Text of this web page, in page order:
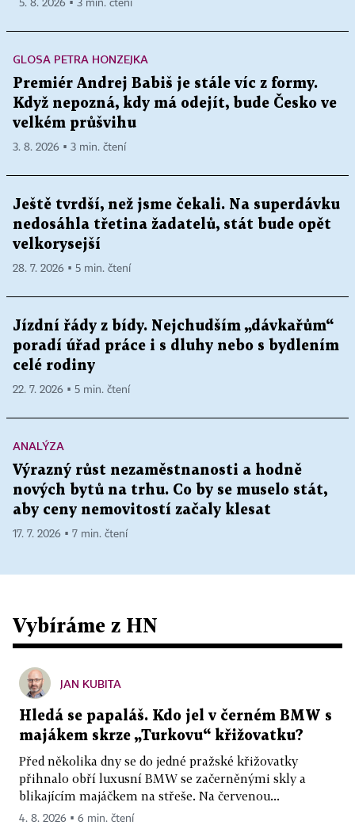
5. 8. 2026 ▪ 3 min. čtení
GLOSA PETRA HONZEJKA
Premiér Andrej Babiš je stále víc z formy.
Když nepozná, kdy má odejít, bude Česko ve
velkém průšvihu
3. 8. 2026 ▪ 3 min. čtení
Ještě tvrdší, než jsme čekali. Na superdávku
nedosáhla třetina žadatelů, stát bude opět
velkorysejší
28. 7. 2026 ▪ 5 min. čtení
Jízdní řády z bídy. Nejchudším „dávkařům“
poradí úřad práce i s dluhy nebo s bydlením
celé rodiny
22. 7. 2026 ▪ 5 min. čtení
ANALÝZA
Výrazný růst nezaměstnanosti a hodně
nových bytů na trhu. Co by se muselo stát,
aby ceny nemovitostí začaly klesat
17. 7. 2026 ▪ 7 min. čtení
Vybíráme z HN
JAN KUBITA
Hledá se papaláš. Kdo jel v černém BMW s
majákem skrze „Turkovu“ křižovatku?
Před několika dny se do jedné pražské křižovatky
přihnalo obří luxusní BMW se začerněnými skly a
blikajícím majáčkem na střeše. Na červenou...
4. 8. 2026 ▪ 6 min. čtení